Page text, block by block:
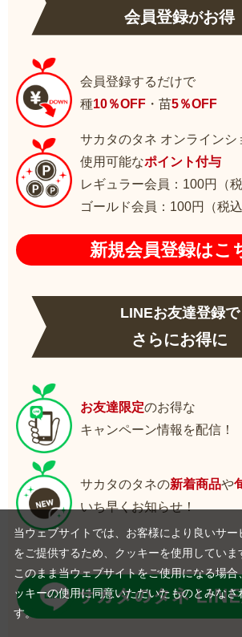
会員登録がお得
会員登録するだけで
種10％OFF ・苗5％OFF
サカタのタネ オンラインシ
使用可能なポイント付与
レギュラー会員：100円（
ゴールド会員：100円（税
新規会員登録はこ
LINEお友達登録で
さらにお得に
お友達限定のお得な
キャンペーン情報を配信！
サカタのタネの新着商品や
いち早くお知らせ！
当ウェブサイトでは、お客様により良いサー
をご提供するため、クッキーを使用していま
このまま当ウェブサイトをご使用になる場合
ッキーの使用に同意いただいたものとみなさ
す。